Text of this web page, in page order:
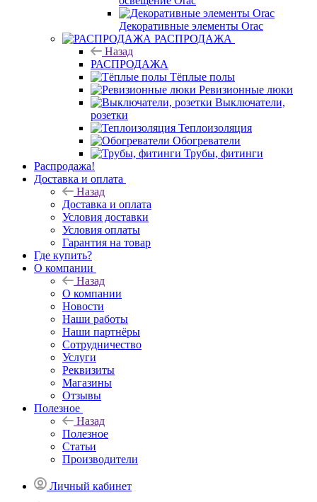
Декоративные элементы Orac
РАСПРОДАЖА
Назад
РАСПРОДАЖА
Тёплые полы
Ревизионные люки
Выключатели,
розетки
Теплоизоляция
Обогреватели
Трубы, фитинги
Распродажа!
Доставка и оплата
Назад
Доставка и оплата
Условия доставки
Условия оплаты
Гарантия на товар
Где купить?
О компании
Назад
О компании
Новости
Наши работы
Наши партнёры
Сотрудничество
Услуги
Реквизиты
Магазины
Отзывы
Полезное
Назад
Полезное
Статьи
Производители
Личный кабинет